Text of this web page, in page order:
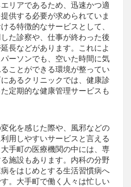
リアであるため、迅速かつ適
供する必要が求められていま
る特徴的なサービスとして、
た診察や、仕事が終わった後
長などがあります。これによ
ーソンでも、空いた時間に気
ことができる環境が整ってい
あるクリニックでは、健康診
定期的な健康管理サービスも
化を感じた際や、風邪などの
用しやすいサービスと言える
手町の医療機関の中には、専
施設もあります。内科の分野
をはじめとする生活習慣病へ
。大手町で働く人々は忙しい